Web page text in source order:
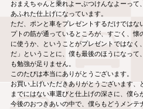
おまえちゃんと乗れよーぶつけんなよーって
あふれた仕上げになっています。
ただ、ポンと車をプレゼントするだけではな
プトの筋が通っているところが、すごく、
に使うか、ということがプレゼントではなく
だ」ということに、僕も最後のほうになっ
も勉強が足りません。
このたびは本当にありがとうございます。
お買い上げいただきありがとうございます、
までにはない車選びと仕上げの深さに、僕ら
今後のおつきあいの中で、僕らもどうメン